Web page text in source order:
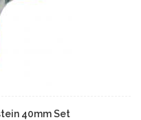
40mm Set